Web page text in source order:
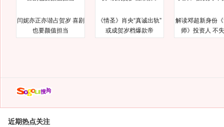
闫妮亦正亦谐占贺岁 喜剧
也要颜值担当
《情圣》肖央“真诚出轨”
或成贺岁档爆款帝
解读邓超新身份
师》投资人 不
近期热点关注